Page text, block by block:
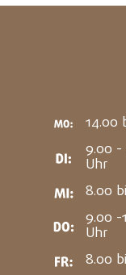
14.00
9.00 -
Uhr
8.00
9.00 -
Uhr
8.00